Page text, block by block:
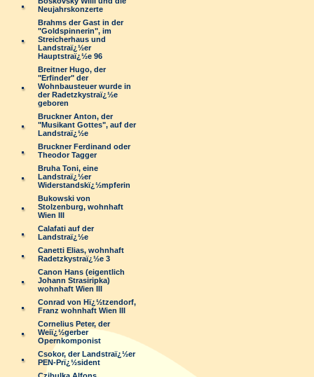
Neujahrskonzerte
Brahms der Gast in der
"Goldspinnerin", im
Streicherhaus und
Landstraï¿½er
Hauptstraï¿½e 96
Breitner Hugo, der
"Erfinder" der
Wohnbausteuer wurde in
der Radetzkystraï¿½e
geboren
Bruckner Anton, der
"Musikant Gottes", auf der
Landstraï¿½e
Bruckner Ferdinand oder
Theodor Tagger
Bruha Toni, eine
Landstraï¿½er
Widerstandskï¿½mpferin
Bukowski von
Stolzenburg, wohnhaft
Wien III
Calafati auf der
Landstraï¿½e
Canetti Elias, wohnhaft
Radetzkystraï¿½e 3
Canon Hans (eigentlich
Johann Strasiripka)
wohnhaft Wien III
Conrad von Hï¿½tzendorf,
Franz wohnhaft Wien III
Cornelius Peter, der
Weiï¿½gerber
Opernkomponist
Csokor, der Landstraï¿½er
PEN-Prï¿½sident